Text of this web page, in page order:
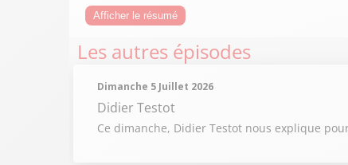
Afficher le résumé
Les autres épisodes
Dimanche 5 Juillet 2026
Didier Testot
Ce dimanche, Didier Testot nous explique